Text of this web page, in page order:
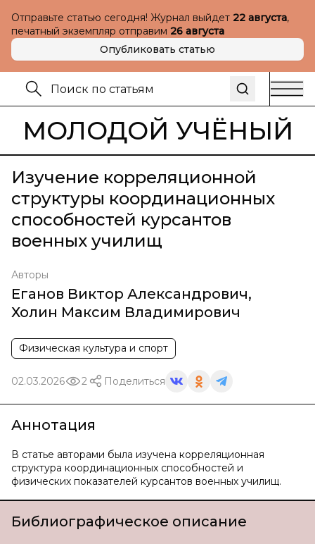
Отправьте статью сегодня! Журнал выйдет 22 августа,
печатный экземпляр отправим 26 августа
Опубликовать статью
МОЛОДОЙ УЧЁНЫЙ
Изучение корреляционной
структуры координационных
способностей курсантов
военных училищ
Авторы
Еганов Виктор Александрович,
Холин Максим Владимирович
Физическая культура и спорт
02.03.2026 2 Поделиться
Аннотация
В статье авторами была изучена корреляционная
структура координационных способностей и
физических показателей курсантов военных училищ.
Библиографическое описание